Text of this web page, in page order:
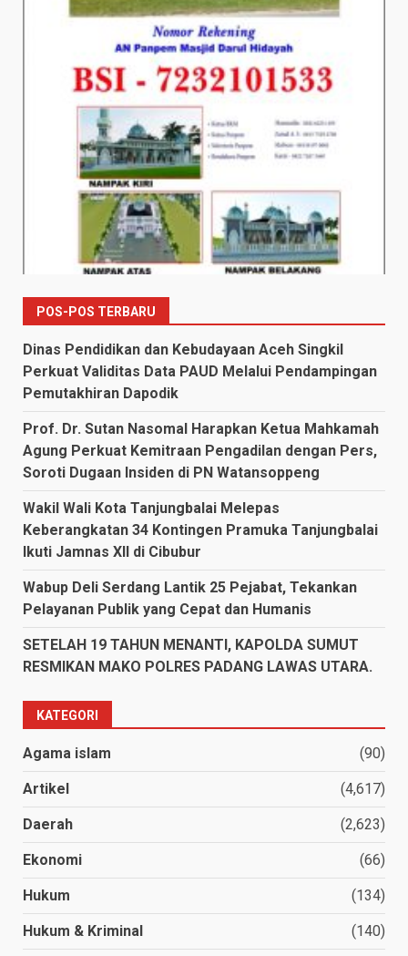
POS-POS TERBARU
Dinas Pendidikan dan Kebudayaan Aceh Singkil
Perkuat Validitas Data PAUD Melalui Pendampingan
Pemutakhiran Dapodik
Prof. Dr. Sutan Nasomal Harapkan Ketua Mahkamah
Agung Perkuat Kemitraan Pengadilan dengan Pers,
Soroti Dugaan Insiden di PN Watansoppeng
Wakil Wali Kota Tanjungbalai Melepas
Keberangkatan 34 Kontingen Pramuka Tanjungbalai
Ikuti Jamnas XII di Cibubur
Wabup Deli Serdang Lantik 25 Pejabat, Tekankan
Pelayanan Publik yang Cepat dan Humanis
SETELAH 19 TAHUN MENANTI, KAPOLDA SUMUT
RESMIKAN MAKO POLRES PADANG LAWAS UTARA.
KATEGORI
Agama islam (90)
Artikel (4,617)
Daerah (2,623)
Ekonomi (66)
Hukum (134)
Hukum & Kriminal (140)